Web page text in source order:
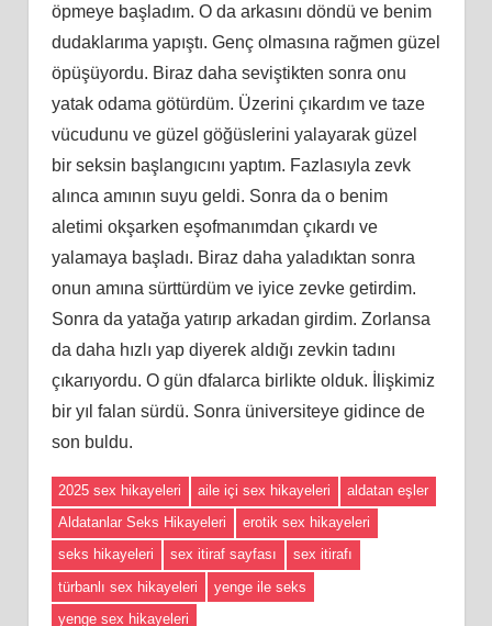
öpmeye başladım. O da arkasını döndü ve benim
dudaklarıma yapıştı. Genç olmasına rağmen güzel
öpüşüyordu. Biraz daha seviştikten sonra onu
yatak odama götürdüm. Üzerini çıkardım ve taze
vücudunu ve güzel göğüslerini yalayarak güzel
bir seksin başlangıcını yaptım. Fazlasıyla zevk
alınca amının suyu geldi. Sonra da o benim
aletimi okşarken eşofmanımdan çıkardı ve
yalamaya başladı. Biraz daha yaladıktan sonra
onun amına sürttürdüm ve iyice zevke getirdim.
Sonra da yatağa yatırıp arkadan girdim. Zorlansa
da daha hızlı yap diyerek aldığı zevkin tadını
çıkarıyordu. O gün dfalarca birlikte olduk. İlişkimiz
bir yıl falan sürdü. Sonra üniversiteye gidince de
son buldu.
2025 sex hikayeleri aile içi sex hikayeleri
aldatan eşler
Aldatanlar Seks Hikayeleri
erotik sex hikayeleri
seks hikayeleri
sex itiraf sayfası
sex itirafı
türbanlı sex hikayeleri
yenge ile seks
yenge sex hikayeleri